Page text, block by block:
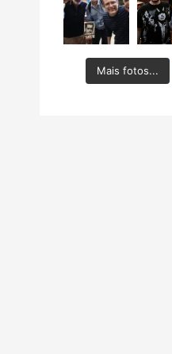
Mais fotos...